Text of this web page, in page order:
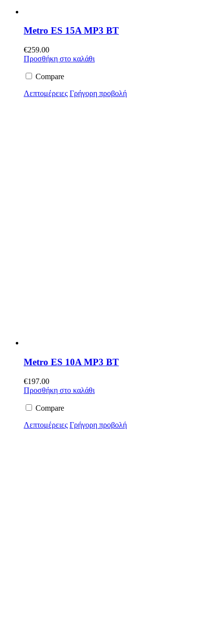
Metro ES 15A MP3 BT
€259.00
Προσθήκη στο καλάθι
Compare
Λεπτομέρειες Γρήγορη προβολή
Metro ES 10A MP3 BT
€197.00
Προσθήκη στο καλάθι
Compare
Λεπτομέρειες Γρήγορη προβολή